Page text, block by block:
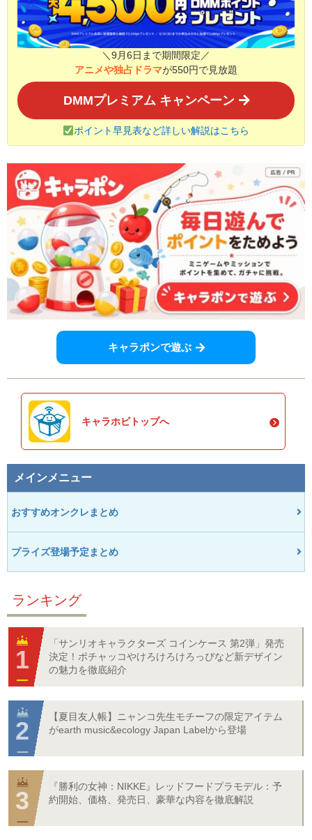
＼9月6日まで期間限定／
アニメや独占ドラマが550円で見放題
DMMプレミアム キャンペーン
ポイント早見表など詳しい解説はこちら
キャラポンで遊ぶ
キャラホビトップへ
メインメニュー
おすすめオンクレまとめ
プライズ登場予定まとめ
ランキング
「サンリオキャラクターズ コインケース 第2弾」発売
決定！ポチャッコやけろけろけろっぴなど新デザイン
の魅力を徹底紹介
【夏目友人帳】ニャンコ先生モチーフの限定アイテム
がearth music&ecology Japan Labelから登場
『勝利の女神：NIKKE』レッドフードプラモデル：予
約開始、価格、発売日、豪華な内容を徹底解説